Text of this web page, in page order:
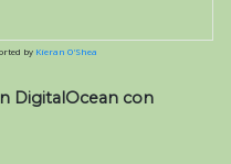
by Kieran O'Shea
DigitalOcean con